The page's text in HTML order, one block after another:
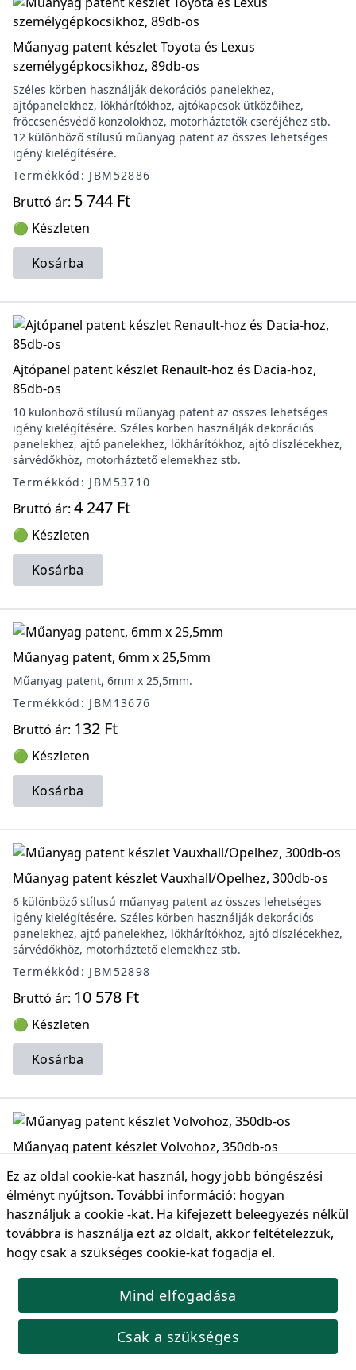
Műanyag patent készlet Toyota és Lexus
személygépkocsikhoz, 89db-os
Széles körben használják dekorációs panelekhez,
ajtópanelekhez, lökhárítókhoz, ajtókapcsok ütközőihez,
fröccsenésvédő konzolokhoz, motorháztetők cseréjéhez stb.
12 különböző stílusú műanyag patent az összes lehetséges
igény kielégítésére.
Termékkód: JBM52886
Bruttó ár: 5 744 Ft
🟢 Készleten
Kosárba
Ajtópanel patent készlet Renault-hoz és Dacia-hoz,
85db-os
10 különböző stílusú műanyag patent az összes lehetséges
igény kielégítésére. Széles körben használják dekorációs
panelekhez, ajtó panelekhez, lökhárítókhoz, ajtó díszlécekhez,
sárvédőkhöz, motorháztető elemekhez stb.
Termékkód: JBM53710
Bruttó ár: 4 247 Ft
🟢 Készleten
Kosárba
Műanyag patent, 6mm x 25,5mm
Műanyag patent, 6mm x 25,5mm.
Termékkód: JBM13676
Bruttó ár: 132 Ft
🟢 Készleten
Kosárba
Műanyag patent készlet Vauxhall/Opelhez, 300db-os
6 különböző stílusú műanyag patent az összes lehetséges
igény kielégítésére. Széles körben használják dekorációs
panelekhez, ajtó panelekhez, lökhárítókhoz, ajtó díszlécekhez,
sárvédőkhöz, motorháztető elemekhez stb.
Termékkód: JBM52898
Bruttó ár: 10 578 Ft
🟢 Készleten
Kosárba
Műanyag patent készlet Volvohoz, 350db-os
12 különböző stílusú műanyag szegecs az Ön igényeinek
megfelelően. Széles körben használják dekoratív panelekhez,
ajtópanelekhez, lökhárítókhoz, ajtókapcsos ütközőkhöz,
fröccsenésvédő konzolokhoz, motorháztetők cseréjéhez stb.
Termékkód: JBM52901
10 349 Ft4 657 Ft
Megtakarítás:5 692 Ft
🟢 Készleten
Ez az oldal cookie-kat használ, hogy jobb böngészési
élményt nyújtson. További információ: hogyan
használjuk a cookie -kat. Ha kifejezett beleegyezés nélkül
továbbra is használja ezt az oldalt, akkor feltételezzük,
hogy csak a szükséges cookie-kat fogadja el.
Mind elfogadása
Csak a szükséges